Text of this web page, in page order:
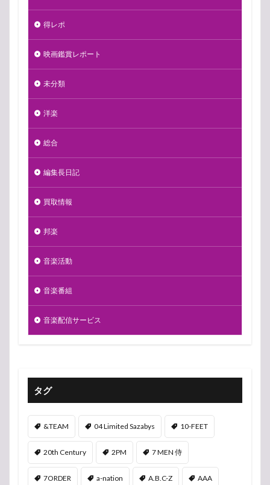
得レポ
映画鑑賞レポート
未分類
洋楽
総合
編集長日記
買取情報
邦楽
音楽活動
音楽番組
音楽配信サービス
タグ
&TEAM 04 Limited Sazabys 10-FEET
20th Century 2PM 7 MEN 侍
7ORDER a-nation A.B.C-Z AAA